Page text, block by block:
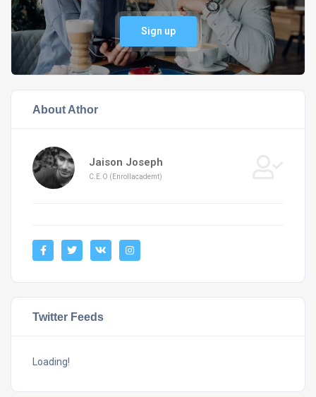
Sign up
About Athor
Jaison Joseph
C.E.O (Enrollacademt)
Twitter Feeds
Loading!